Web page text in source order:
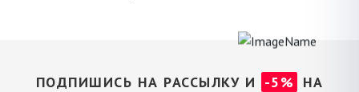
ПОДПИШИСЬ НА РАССЫЛКУ И -5%
НА